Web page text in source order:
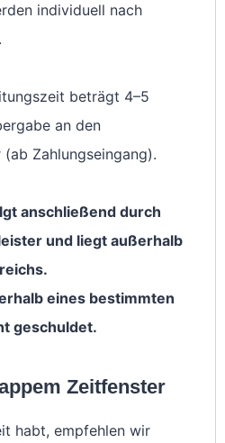
individuell nach
beträgt 4–5
an den
Zahlungseingang).
anschließend durch
und liegt außerhalb
eines bestimmten
geschuldet.
Zeitfenster
habt, empfehlen wir